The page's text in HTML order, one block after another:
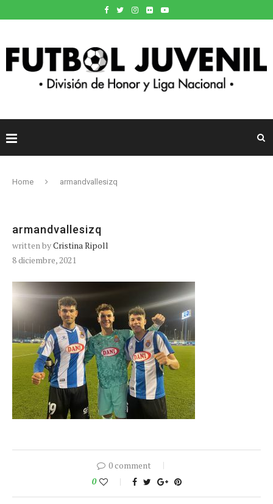
Home armandvallesizq
armandvallesizq
written byCristina Ripoll
8 diciembre, 2021
0 comment
0